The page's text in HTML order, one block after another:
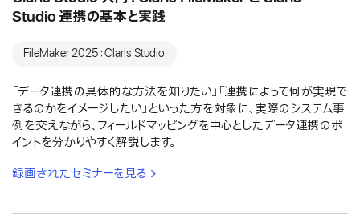
Studio 連携の基本と実践
FileMaker 2025：Claris Studio
「データ連携の具体的な方法を知りたい」「連携によって何が実現で
きるのかをイメージしたい」といった方を対象に、実際のシステム事
例を交えながら、フィールドマッピングを中心としたデータ連携のポ
イントを分かりやすく解説します。
録画されたセミナーを見る